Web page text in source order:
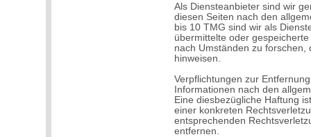
Als Diensteanbieter sind wir
diesen Seiten nach den
bis 10 TMG sind wir als
übermittelte oder
nach Umständen zu
hinweisen.
Verpflichtungen zur
Informationen nach den
Eine diesbezügliche Haftung
einer konkreten
entsprechenden
entfernen.